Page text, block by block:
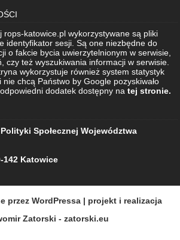
rops-katowice.pl wykorzystywane są pliki
identyfikator sesji. Są one niezbędne do
o fakcie bycia uwierzytelnionym w serwisie,
czy też wyszukiwania informacji w serwisie.
wykorzystuje również system statystyk
chcą Państwo by Google pozyskiwało
dodatek dostępny na tej stronie.
Społecznej Województwa
142 Katowice
przez WordPressa | projekt i realizacja
Zatorski - zatorski.eu